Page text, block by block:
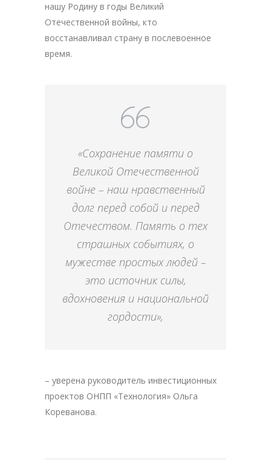
нашу Родину в годы Великий
Отечественной войны, кто
восстанавливал страну в послевоенное
время.
«Сохранение памяти о
Великой Отечественной
войне – наш нравственный
долг перед собой и перед
Отечеством. Память о тех
страшных событиях, о
мужестве простых людей –
это источник силы,
вдохновения и национальной
гордости»,
– уверена руководитель инвестиционных
проектов ОНПП «Технология» Ольга
Кореванова.